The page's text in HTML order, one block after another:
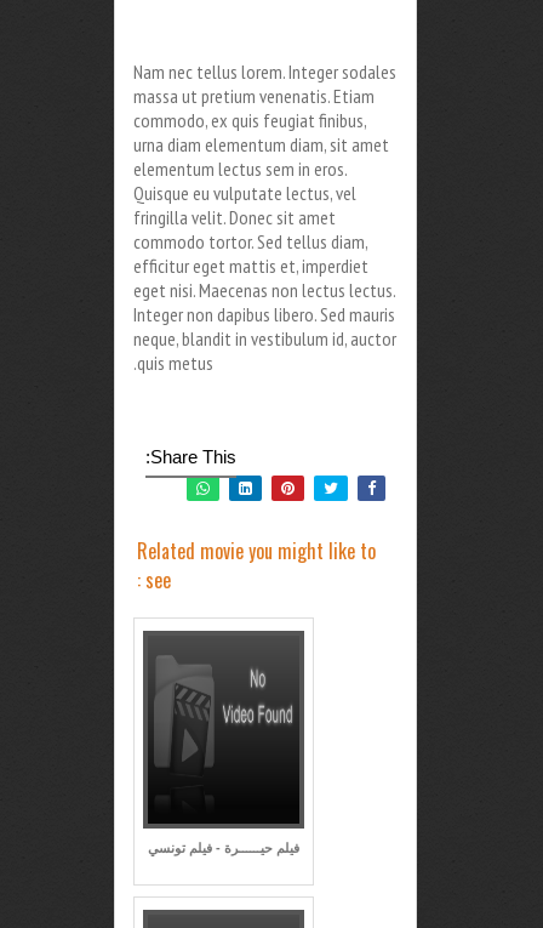
Nam nec tellus lorem. Integer sodales
massa ut pretium venenatis. Etiam
commodo, ex quis feugiat finibus,
urna diam elementum diam, sit amet
elementum lectus sem in eros.
Quisque eu vulputate lectus, vel
fringilla velit. Donec sit amet
commodo tortor. Sed tellus diam,
efficitur eget mattis et, imperdiet
eget nisi. Maecenas non lectus lectus.
Integer non dapibus libero. Sed mauris
neque, blandit in vestibulum id, auctor
quis metus.
Share This:
Related movie you might like to
see :
فيلم حيــــــرة - فيلم تونسي